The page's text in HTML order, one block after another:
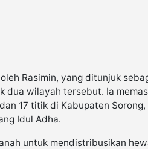
Rasimin, yang ditunjuk
dua wilayah tersebut. Ia
17 titik di Kabupaten
Idul Adha.
untuk mendistribusikan